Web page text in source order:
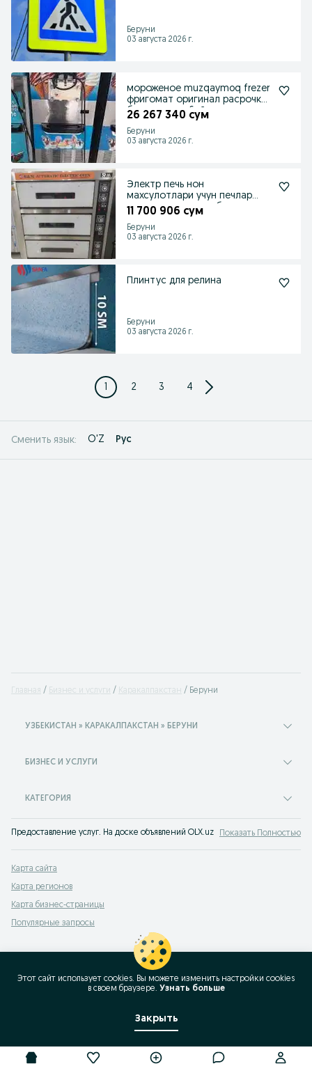
Беруни
03 августа 2026 г.
мороженое muzqaymoq frezer
фригомат оригинал расрочка
болип толеу 6ай
26 267 340 сум
Беруни
03 августа 2026 г.
Электр печь нон
махсулотлари учун печлар
духовка рассрочка болип
11 700 906 сум
Беруни
03 августа 2026 г.
Плинтус для релина
Беруни
03 августа 2026 г.
1 2 3 4
Сменить язык: O'Z Рус
Главная Бизнес и услуги Каракалпакстан Беруни
УЗБЕКИСТАН » КАРАКАЛПАКСТАН » БЕРУНИ
БИЗНЕС И УСЛУГИ
КАТЕГОРИЯ
Предоставление услуг. На доске объявлений OLX.uz Беруни легко и
Показать Полностью
Карта сайта
Карта регионов
Карта бизнес-страницы
Популярные запросы
Этот сайт использует cookies. Вы можете изменить настройки cookies
в своeм браузере. Узнать больше
Закрыть